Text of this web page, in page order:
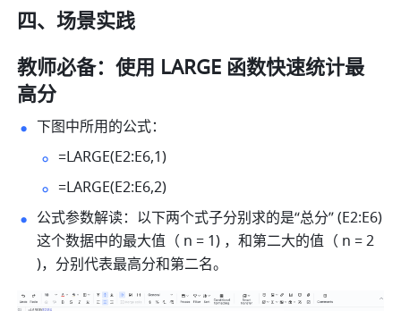
四、场景实践
教师必备：使用 LARGE 函数快速统计最
高分
下图中所用的公式：
=LARGE(E2:E6,1)
=LARGE(E2:E6,2)
公式参数解读：以下两个式子分别求的是“总分” (E2:E6)
这个数据中的最大值（ n = 1) ，和第二大的值（ n = 2
)，分别代表最高分和第二名。